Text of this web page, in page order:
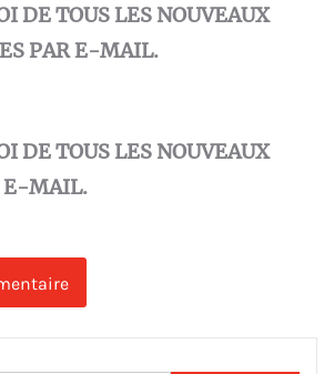
DE TOUS LES NOUVEAUX
PAR E-MAIL.
DE TOUS LES NOUVEAUX
E-MAIL.